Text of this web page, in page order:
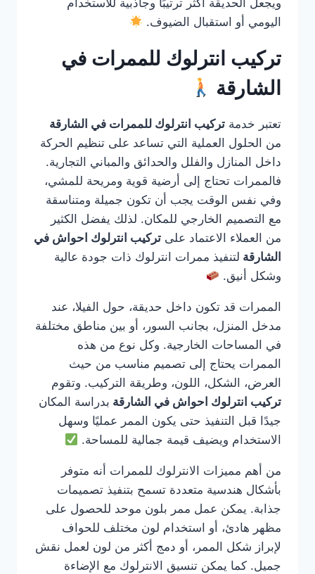
ويجعل الحديقة أكثر ترتيبًا وجاذبية للاستخدام
اليومي أو استقبال الضيوف.
تركيب انترلوك للممرات في
الشارقة
تعتبر خدمة تركيب انترلوك للممرات في الشارقة
من الحلول العملية التي تساعد على تنظيم الحركة
داخل المنازل والفلل والحدائق والمباني التجارية.
فالممرات تحتاج إلى أرضية قوية ومريحة للمشي،
وفي نفس الوقت يجب أن تكون جميلة ومتناسقة
مع التصميم الخارجي للمكان. لذلك يفضل الكثير
من العملاء الاعتماد على تركيب انترلوك احواش في
الشارقة لتنفيذ ممرات انترلوك ذات جودة عالية
وشكل أنيق.
الممرات قد تكون داخل حديقة، حول الفيلا، عند
مدخل المنزل، بجانب السور، أو بين مناطق مختلفة
في المساحات الخارجية. وكل نوع من هذه
الممرات يحتاج إلى تصميم مناسب من حيث
العرض، الشكل، اللون، وطريقة التركيب. وتقوم
تركيب انترلوك احواش في الشارقة بدراسة المكان
جيدًا قبل التنفيذ حتى يكون الممر عمليًا وسهل
الاستخدام ويضيف قيمة جمالية للمساحة.
من أهم مميزات الانترلوك للممرات أنه متوفر
بأشكال هندسية متعددة تسمح بتنفيذ تصميمات
جذابة. يمكن عمل ممر بلون موحد للحصول على
مظهر هادئ، أو استخدام لون مختلف للحواف
لإبراز شكل الممر، أو دمج أكثر من لون لعمل نقش
جميل. كما يمكن تنسيق الانترلوك مع الإضاءة